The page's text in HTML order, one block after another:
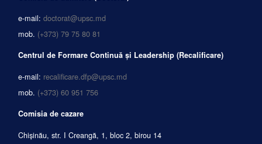
e-mail: doctorat@upsc.md
mob. (+373) 79 75 80 81
Centrul de Formare Continuă și Leadership (Recalificare)
e-mail: recalificare.dfp@upsc.md
mob. (+373) 60 951 756
Comisia de cazare
Chișinău, str. I Creangă, 1, bloc 2, birou 14